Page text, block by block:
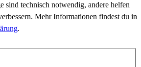
sind technisch notwendig, andere helfen
Mehr Informationen findest du in
.